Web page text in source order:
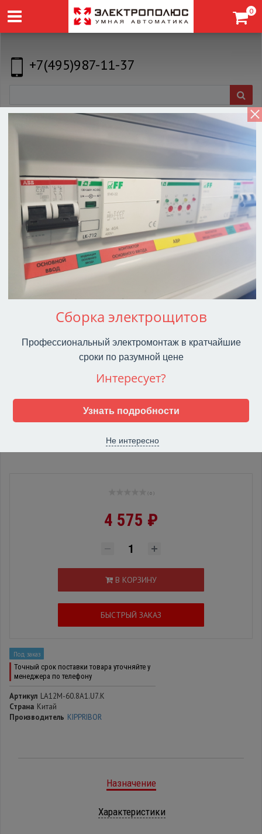
0
+7(495)987-11-37
Индуктивный бесконтактный датчик
LA12M-60.8A1.U7.K
( 0 )
4 575 ₽
В КОРЗИНУ
БЫСТРЫЙ ЗАКАЗ
Под заказ
Точный срок поставки товара уточняйте у
менеджера по телефону
Артикул LA12M-60.8A1.U7.K
Страна Китай
Производитель KIPPRIBOR
Назначение
Характеристики
Сборка электрощитов
Профессиональный электромонтаж в кратчайшие
сроки по разумной цене
Интересует?
Узнать подробности
Не интересно